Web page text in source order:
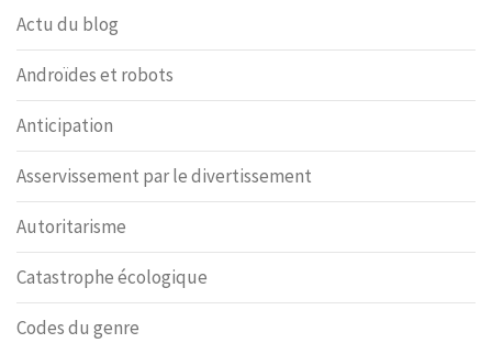
Actu du blog
Androïdes et robots
Anticipation
Asservissement par le divertissement
Autoritarisme
Catastrophe écologique
Codes du genre